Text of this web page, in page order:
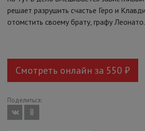
решает разрушить счастье Геро и
отомстить своему брату, графу Леонато.
Смотреть онлайн за 550 ₽
Поделиться: